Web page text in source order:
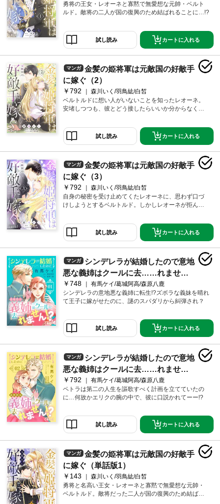
勇将の王女・レオーネと寡黙で無愛想な元帥・ベルト
ルド。敵将の二人が国の復興のため結ばれることに…!?
試し読み カートに入れる
マンガ
金髪の姫将軍は元敵国の好敵手
に嫁ぐ（2）
￥792
森川いく/羽鳥紘/白皙
ベルトルドに想い人がいないことを知ったレオーネ。
安堵しつつも、彼とどう接したらいいか分からなく
試し読み カートに入れる
マンガ
金髪の姫将軍は元敵国の好敵手
に嫁ぐ（3）
￥792
森川いく/羽鳥紘/白皙
自身の秘密を受け止めてくたレオーネに、思わず口づ
けしようとするベルトルド。しかしレオーネが拒んで
考え使用人たちも交えて勉強会を開催するも、レオー
ネに負担がかかっていることをベルトルドは快く思わ
ず…。冷たい態度を取るベルトルドを問い詰めたレオ
ーネは彼の本心に気づく…！コミックス描き下ろしお
まけマンガも収録☆ルーファスによって犬になってし
まったベルトルドと、ベルトルドとは知らずに可愛が
るレオーネは必見！
試し読み カートに入れる
マンガ
シンデレラが結婚したので意地
悪な義姉はクールに去……れませ
ん！？（1）
￥748
有馬ケイ/葛城阿高/森原八鹿
シンデレラの意地悪な義姉に転生!?ズボラな義妹を晴れ
て王子に嫁がせたのに、謎のスパダリから糾弾され？
試し読み カートに入れる
マンガ
シンデレラが結婚したので意地
悪な義姉はクールに去……れませ
ん！？（2）
￥792
有馬ケイ/葛城阿高/森原八鹿
ペトラは第二の人生を謳歌すべく計画を立てていたの
に…何故かエリクの腕の中で、彼に口説かれてーー!?
試し読み カートに入れる
マンガ
金髪の姫将軍は元敵国の好敵手
に嫁ぐ（単話版1）
￥143
森川いく/羽鳥紘/白皙
勇将と名高い王女・レオーネと寡黙で無愛想な元帥・
ベルトルド。敵将だった二人が国の復興のため結ばれ